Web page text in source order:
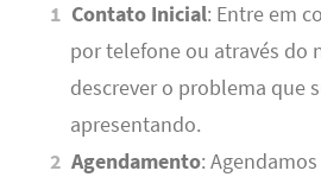
Contato Inicial: Entre em
por telefone ou através do
descrever o problema que
apresentando.
Agendamento: